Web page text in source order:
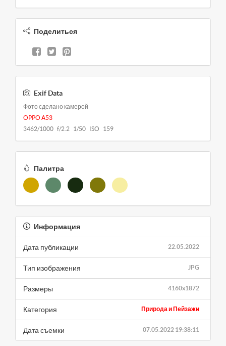
Поделиться
Exif Data
Фото сделано камерой
OPPO A53
3462/1000 f/2.2 1/50 ISO 159
Палитра
Информация
22.05.2022
Дата публикации
JPG
Тип изображения
4160x1872
Размеры
Природа и Пейзажи
Категория
07.05.2022 19:38:11
Дата съемки